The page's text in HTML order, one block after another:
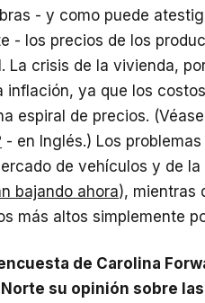
- y como puede
- los precios de los
La crisis de la vivienda,
inflación, ya que los
espiral de precios.
- en Inglés.) Los
de vehículos y de la
bajando ahora), mientras
más altos simplemente
de Carolina
su opinión sobre